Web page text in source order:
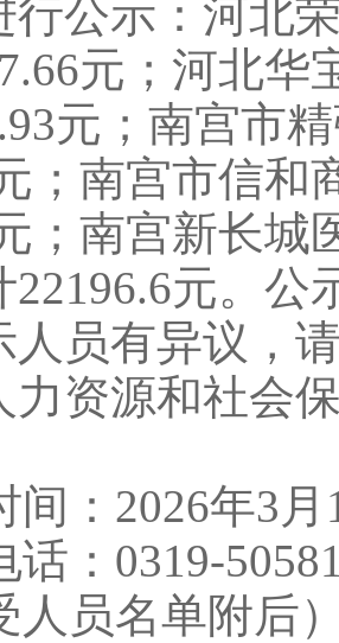
行公示：河北
元；河北华
元 ； 南宫市
； 南宫市信和
； 南宫新长城
22196.6元。 公
人员有异议，
力资源和社会
： 2026年3 月
： 0319-
人员名单附后